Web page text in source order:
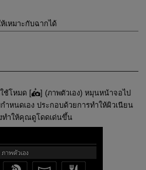
เหมาะกับฉากได้
ช้โหมด [ ] (ภาพตัวเอง) หมุนหน้าจอไป
หนดเอง ประกอบด้วยการทำให้ผิวเนียน
ทำให้คุณดูโดดเด่นขึ้น